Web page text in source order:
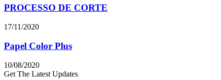
PROCESSO DE CORTE
17/11/2020
Papel Color Plus
10/08/2020
Get The Latest Updates